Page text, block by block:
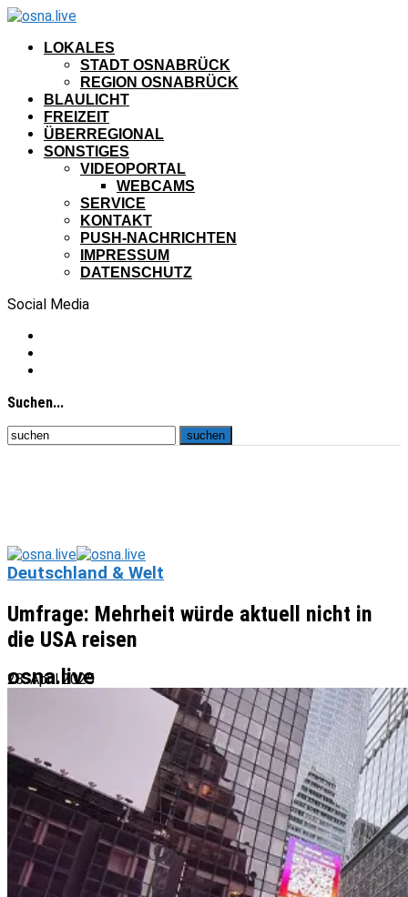
LOKALES
STADT OSNABRÜCK
REGION OSNABRÜCK
BLAULICHT
FREIZEIT
ÜBERREGIONAL
SONSTIGES
VIDEOPORTAL
WEBCAMS
SERVICE
KONTAKT
PUSH-NACHRICHTEN
IMPRESSUM
DATENSCHUTZ
Social Media
Suchen...
osna.live
Deutschland & Welt
Umfrage: Mehrheit würde aktuell nicht in
die USA reisen
28. April 2025